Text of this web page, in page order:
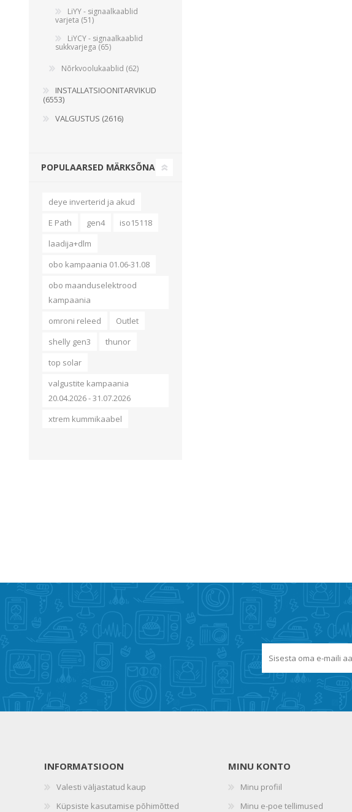
Vaskkaablid ja -juhtmed
Painduvad kontrollkaablid
Nõrkvoolukaablid
LiYY - signaalkaablid
varjeta (51)
LiYCY - signaalkaablid
sukkvarjega (65)
Nõrkvoolukaablid (62)
INSTALLATSIOONITARVIKUD
(6553)
VALGUSTUS (2616)
POPULAARSED MÄRKSÕNAD
deye inverterid ja akud
E Path
gen4
iso15118
laadija+dlm
obo kampaania 01.06-31.08
obo maanduselektrood
kampaania
omroni releed
Outlet
shelly gen3
thunor
top solar
valgustite kampaania
20.04.2026 - 31.07.2026
xtrem kummikaabel
INFORMATSIOON
Valesti väljastatud kaup
Küpsiste kasutamise põhimõtted
MINU KONTO
Minu profiil
Minu e-poe tellimused